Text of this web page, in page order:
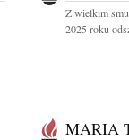
Z wielkim
2025 roku
MARIA